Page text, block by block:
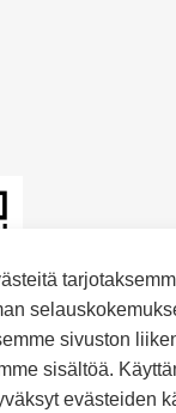
sivuston
sisältöä.
evästeiden